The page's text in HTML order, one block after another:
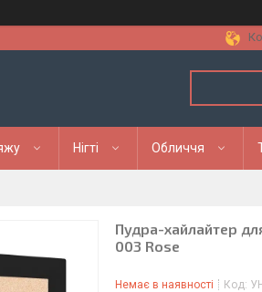
Нігті Обличчя
Пудра-хайлайтер
003 Rose
Немає в наявності Код: